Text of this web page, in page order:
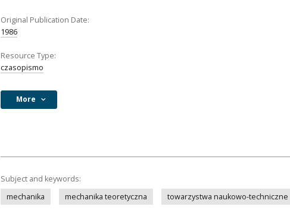
Original Publication Date:
1986
Resource Type:
czasopismo
More
Subject and keywords:
mechanika
mechanika teoretyczna towarzystwa naukowo-techniczne